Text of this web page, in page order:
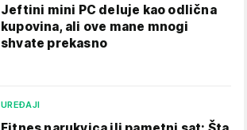
Jeftini mini PC deluje kao odlična
kupovina, ali ove mane mnogi
shvate prekasno
UREĐAJI